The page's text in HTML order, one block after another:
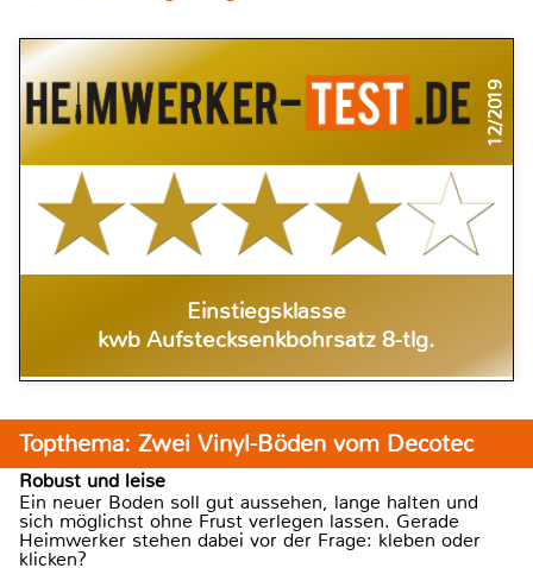
12/2019
Einstiegsklasse
kwb Aufstecksenkbohrsatz 8-tlg.
Topthema: Zwei Vinyl-Böden vom Decotec
Robust und leise
Ein neuer Boden soll gut aussehen, lange halten und
sich möglichst ohne Frust verlegen lassen. Gerade
Heimwerker stehen dabei vor der Frage: kleben oder
klicken?